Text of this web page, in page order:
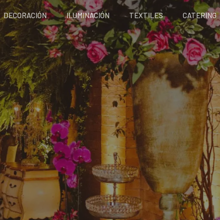
DECORACIÓN ILUMINACIÓN TEXTILES CATERING